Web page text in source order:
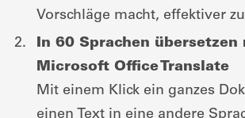
Vorschläge macht, effektiver
In 60 Sprachen übersetzen
Microsoft Office Translate
Mit einem Klick ein ganzes
einen Text in eine andere